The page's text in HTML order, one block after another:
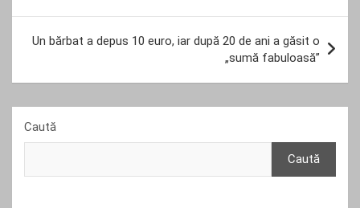
articole
Un bărbat a depus 10 euro, iar după 20 de ani a găsit o
„sumă fabuloasă”
Caută
Caută